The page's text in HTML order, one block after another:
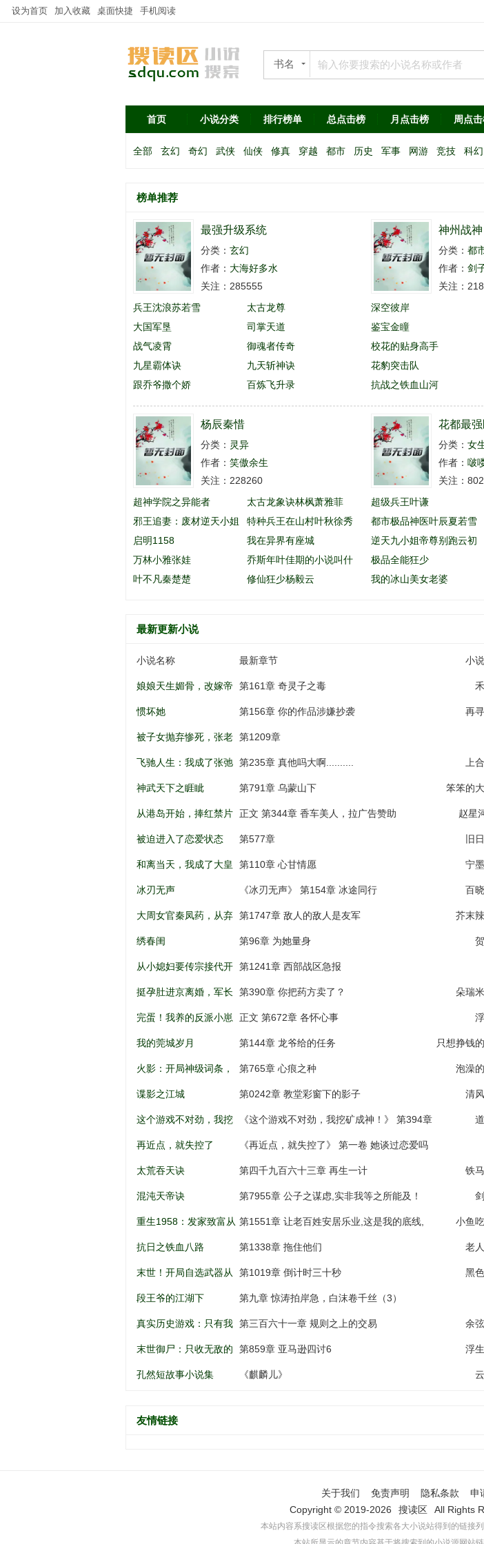
设为首页 加入收藏 桌面快捷 手机阅读
书名
首页 小说分类 排行榜单 总点击榜 月点击榜 周点
全部 玄幻 奇幻 武侠 仙侠 修真 穿越 都市 历史 军事 网游 竞技 科幻
榜单推荐
最强升级系统
分类： 玄幻
作者： 大海好多水
关注：285555
兵王沈浪苏若雪
太古龙尊
大国军垦
司掌天道
战气凌霄
御魂者传奇
九星霸体诀
九天斩神诀
跟乔爷撒个娇
百炼飞升录
神州战神
分类： 都
作者： 剑
关注：
深空彼岸
鉴宝金瞳
校花的贴身高手
花豹突击队
抗战之铁血山河
杨辰秦惜
分类： 灵异
作者： 笑傲余生
关注：228260
超神学院之异能者
太古龙象诀林枫萧雅菲
邪王追妻：废材逆天小姐
特种兵王在山村叶秋徐秀
英
启明1158
我在异界有座城
万林小雅张娃
乔斯年叶佳期的小说叫什
么名字
叶不凡秦楚楚 修仙狂少杨毅云
花都最
分类： 女
作者： 啵
关注：
超级兵王叶谦
都市极品神医叶辰夏若雪
孙怡
逆天九小姐帝尊别跑云初
玖
极品全能狂少
我的冰山美女老婆
最新更新小说
小说名称 最新章节 小
娘娘天生媚骨，改嫁帝
王一夜孕吐
第161章 奇灵子之毒
惯坏她 第156章 你的作品涉嫌抄袭 再
被子女抛弃惨死，张老
太重生八零
第1209章
飞驰人生：我成了张弛
亲弟弟
第235章 真他吗大啊.......... 上
神武天下之睚眦 第791章 乌蒙山下 笨笨的
从港岛开始，捧红禁片
女神
正文 第344章 香车美人，拉广告赞助 赵星
被迫进入了恋爱状态 第577章 旧
和离当天，我成了大皇
子的掌上娇
第110章 心甘情愿 宁
冰刃无声 《冰刃无声》 第154章 冰途同行 百
大周女官秦凤药，从弃
儿到权利巅
第1747章 敌人的敌人是友军 芥末
绣春闺 第96章 为她量身
从小媳妇要传宗接代开
始
第1241章 西部战区急报
挺孕肚进京离婚，军长
低头轻声哄
第390章 你把药方卖了？ 朵瑞
完蛋！我养的反派小崽
全是大佬
正文 第672章 各怀心事
我的莞城岁月 第144章 龙爷给的任务 只想挣钱
火影：开局神级词条，
忍界破大防
第765章 心痕之种 泡澡
谍影之江城 第0242章 教堂彩窗下的影子 清
这个游戏不对劲，我挖
矿成神！
《这个游戏不对劲，我挖矿成神！》 第394章
打劫，天意百战图录（第六更！）
再近点，就失控了 《再近点，就失控了》 第一卷 她谈过恋爱吗
太荒吞天诀 第四千九百六十三章 再生一计 铁
混沌天帝诀 第7955章 公子之谋虑,实非我等之所能及！
重生1958：发家致富从
南锣鼓巷开始
第1551章 让老百姓安居乐业,这是我的底线,
谁动谁死
小鱼
抗日之铁血八路 第1338章 拖住他们 老
末世！开局自选武器从
黑道到军阀
第1019章 倒计时三十秒 黑
段王爷的江湖下 第九章 惊涛拍岸急，白沫卷千丝（3）
真实历史游戏：只有我
知道剧情
第三百六十一章 规则之上的交易 余
末世御尸：只收无敌的
异种丧尸
第859章 亚马逊四讨6 浮
孔然短故事小说集 《麒麟儿》
友情链接
关于我们 免责声明 隐私条款 申
Copyright © 2019-2026
搜读区 All Rights
本站内容系搜读区根据您的指令搜索各大小说站得到的链接